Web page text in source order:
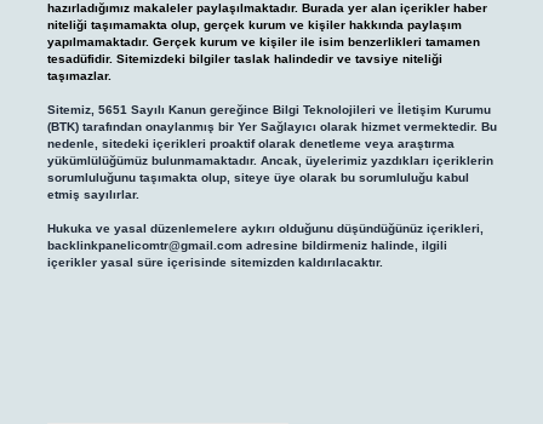
hazırladığımız makaleler paylaşılmaktadır. Burada yer alan içerikler haber
niteliği taşımamakta olup, gerçek kurum ve kişiler hakkında paylaşım
yapılmamaktadır. Gerçek kurum ve kişiler ile isim benzerlikleri tamamen
tesadüfidir. Sitemizdeki bilgiler taslak halindedir ve tavsiye niteliği
taşımazlar.
Sitemiz, 5651 Sayılı Kanun gereğince Bilgi Teknolojileri ve İletişim Kurumu
(BTK) tarafından onaylanmış bir Yer Sağlayıcı olarak hizmet vermektedir. Bu
nedenle, sitedeki içerikleri proaktif olarak denetleme veya araştırma
yükümlülüğümüz bulunmamaktadır. Ancak, üyelerimiz yazdıkları içeriklerin
sorumluluğunu taşımakta olup, siteye üye olarak bu sorumluluğu kabul
etmiş sayılırlar.
Hukuka ve yasal düzenlemelere aykırı olduğunu düşündüğünüz içerikleri,
backlinkpanelicomtr@gmail.comadresine bildirmeniz halinde, ilgili
içerikler yasal süre içerisinde sitemizden kaldırılacaktır.